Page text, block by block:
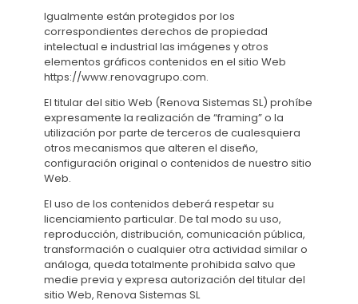
Igualmente están protegidos por los
correspondientes derechos de propiedad
intelectual e industrial las imágenes y otros
elementos gráficos contenidos en el sitio Web
https://www.renovagrupo.com.
El titular del sitio Web (Renova Sistemas SL) prohíbe
expresamente la realización de “framing” o la
utilización por parte de terceros de cualesquiera
otros mecanismos que alteren el diseño,
configuración original o contenidos de nuestro sitio
Web.
El uso de los contenidos deberá respetar su
licenciamiento particular. De tal modo su uso,
reproducción, distribución, comunicación pública,
transformación o cualquier otra actividad similar o
análoga, queda totalmente prohibida salvo que
medie previa y expresa autorización del titular del
sitio Web, Renova Sistemas SL